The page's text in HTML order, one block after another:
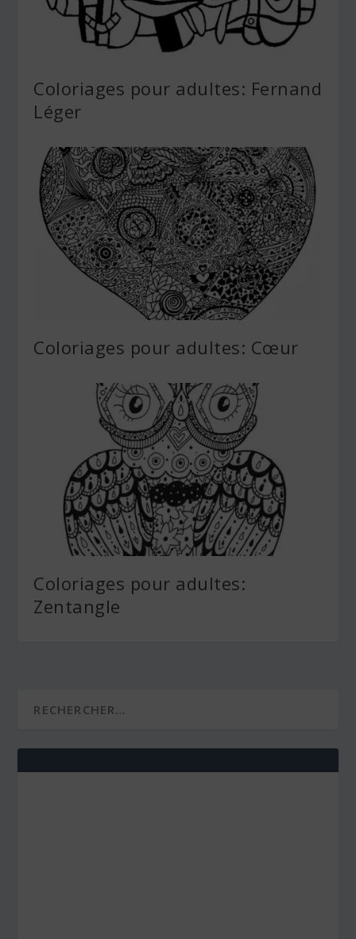
Coloriages pour adultes: Fernand
Léger
Coloriages pour adultes: Cœur
Coloriages pour adultes:
Zentangle